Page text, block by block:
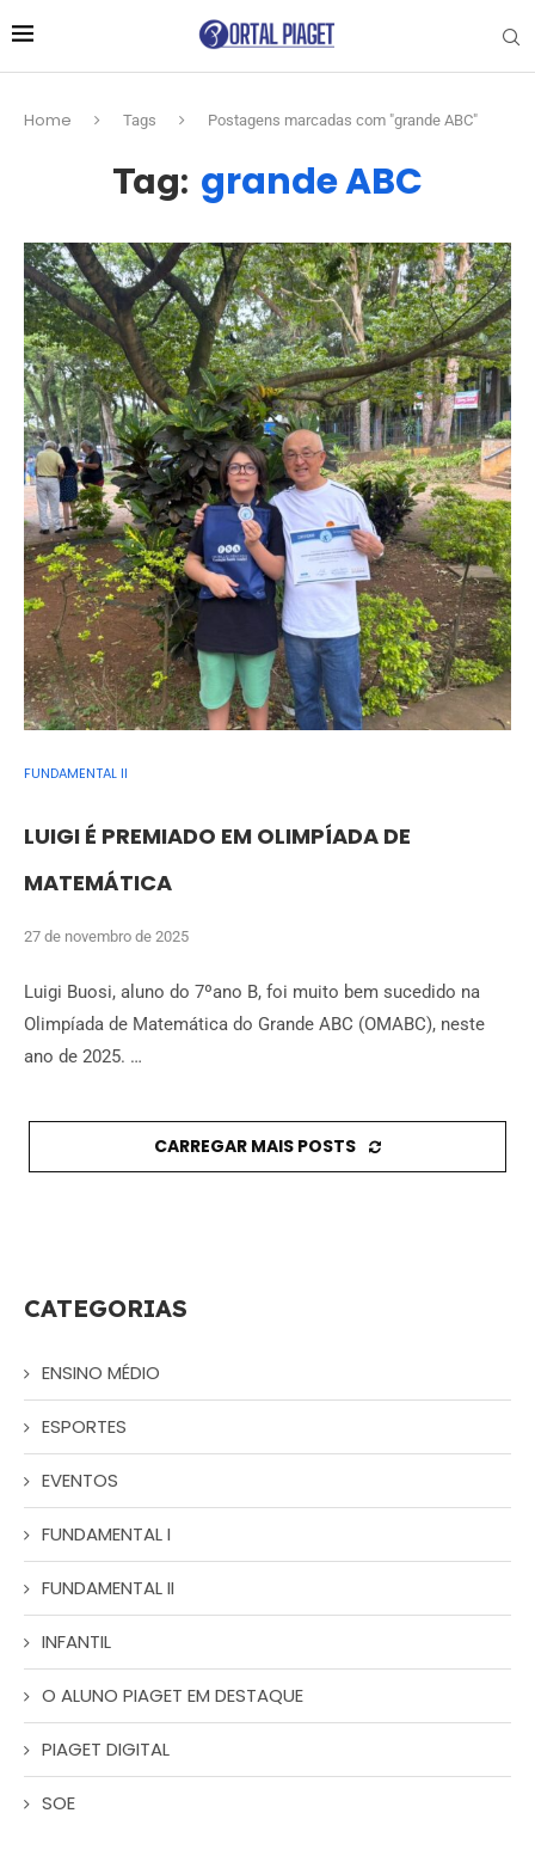
Home Tags Postagens marcadas com "grande ABC"
Tag: grande ABC
FUNDAMENTAL II
LUIGI É PREMIADO EM OLIMPÍADA DE
MATEMÁTICA
27 de novembro de 2025
Luigi Buosi, aluno do 7ºano B, foi muito bem sucedido na
Olimpíada de Matemática do Grande ABC (OMABC), neste
ano de 2025. …
CARREGAR MAIS POSTS
CATEGORIAS
ENSINO MÉDIO
ESPORTES
EVENTOS
FUNDAMENTAL I
FUNDAMENTAL II
INFANTIL
O ALUNO PIAGET EM DESTAQUE
PIAGET DIGITAL
SOE